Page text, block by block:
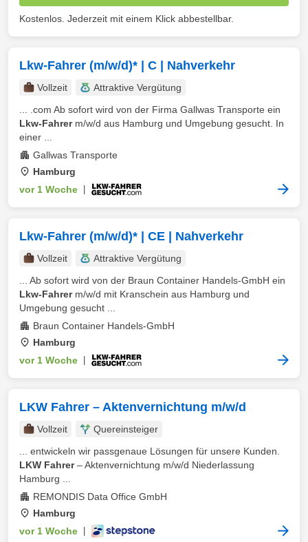
Kostenlos. Jederzeit mit einem Klick abbestellbar.
Lkw-Fahrer (m/w/d)* | C | Nahverkehr
Vollzeit
Attraktive Vergütung
... .com Ab sofort wird von der Firma Gallwas Transporte ein
Lkw-Fahrerm/w/d aus Hamburg und Umgebung gesucht. In
einer ...
Gallwas Transporte
Hamburg
vor 1 Woche
Lkw-Fahrer (m/w/d)* | CE | Nahverkehr
Vollzeit
Attraktive Vergütung
... Ab sofort wird von der Braun Container Handels-GmbH ein
Lkw-Fahrerm/w/d mit Kranschein aus Hamburg und
Umgebung gesucht ...
Braun Container Handels-GmbH
Hamburg
vor 1 Woche
LKW Fahrer – Aktenvernichtung m/w/d
Vollzeit
Quereinsteiger
... entwickeln wir passgenaue Lösungen für unsere Kunden.
LKW Fahrer– Aktenvernichtung m/w/d Niederlassung
Hamburg ...
REMONDIS Data Office GmbH
Hamburg
vor 1 Woche